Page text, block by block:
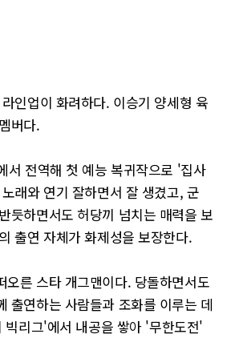
인업이 화려하다. 이승기 양세형 육
버다.
서 전역해 첫 예능 복귀작으로 '집사
래와 연기 잘하면서 잘 생겼고, 군
듯하면서도 허당끼 넘치는 매력을 보
출연 자체가 화제성을 보장한다.
오른 스타 개그맨이다. 당돌하면서도
출연하는 사람들과 조화를 이루는 데
리그'에서 내공을 쌓아 '무한도전'